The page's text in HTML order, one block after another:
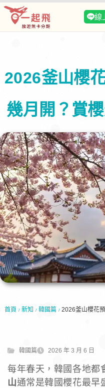
線
2026釜山櫻
幾月開？賞
首頁 / 新知 / 韓國篇 / 2026釜山櫻花
韓國篇 2026 年 3 月 6 日
每年春天，韓國各地都
山通常是韓國櫻花最早